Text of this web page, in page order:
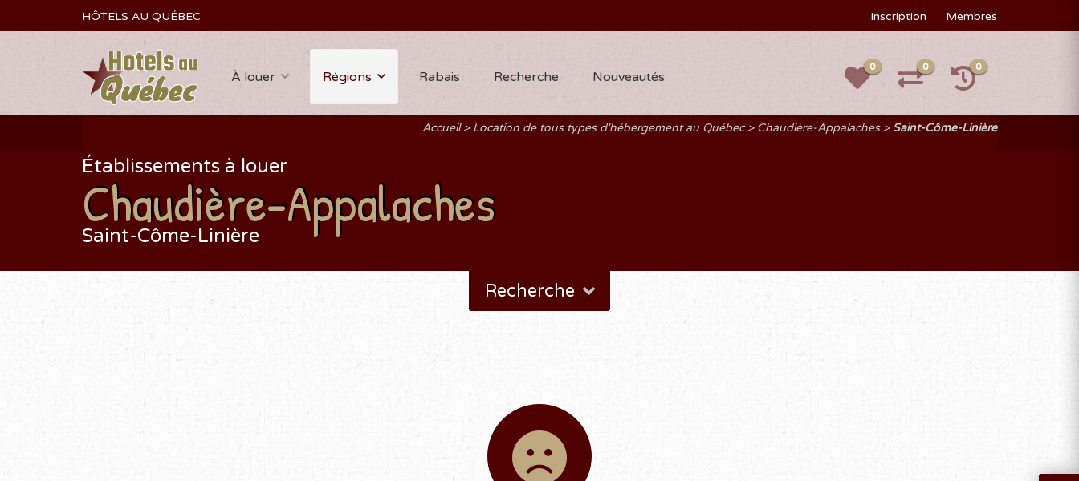
HÔTELS AU QUÉBEC Inscription Membres
À louer Régions Rabais Recherche Nouveautés
0 0 0
Accueil Location de tous types d'hébergement au Québec Chaudière-Appalaches Saint-Côme-Linière
Établissements à louer
Chaudière-Appalaches
Saint-Côme-Linière
Recherche